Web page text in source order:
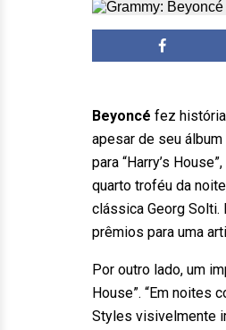
Beyoncé fez
apesar de seu
para “Harry’s
quarto troféu da
clássica Georg Solti.
prêmios para uma
Por outro lado, um
House”. “Em noites
Styles visivelmente